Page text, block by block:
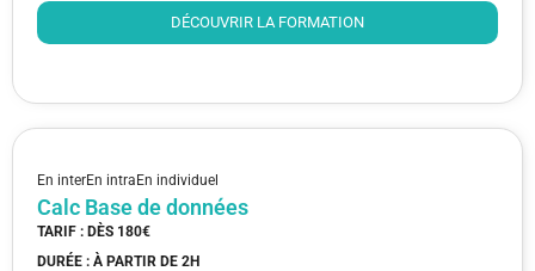
DÉCOUVRIR LA FORMATION
En interEn intraEn individuel
Calc Base de données
TARIF : DÈS 180€
DURÉE : À PARTIR DE 2H